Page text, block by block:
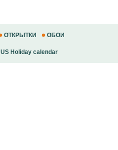
ОТКРЫТКИ ОБОИ
US Holiday calendar